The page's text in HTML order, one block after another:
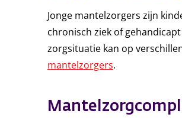
Jonge mantelzorgers zijn
chronisch ziek of
zorgsituatie kan op
mantelzorgers.